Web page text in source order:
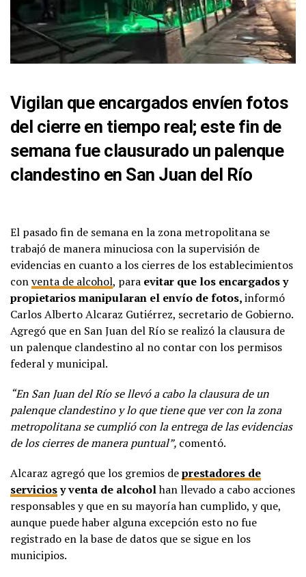
Vigilan que encargados envíen fotos
del cierre en tiempo real; este fin de
semana fue clausurado un palenque
clandestino en San Juan del Río
El pasado fin de semana en la zona metropolitana se
trabajó de manera minuciosa con la supervisión de
evidencias en cuanto a los cierres de los establecimientos
conventa de alcohol, para evitar que los encargados y
propietarios manipularan el envío de fotos,informó
Carlos Alberto Alcaraz Gutiérrez, secretario de Gobierno.
Agregó que en San Juan del Río se realizó la clausura de
un palenque clandestino al no contar con los permisos
federal y municipal.
“En San Juan del Río se llevó a cabo la clausura de un
palenque clandestino y lo que tiene que ver con la zona
metropolitana se cumplió con la entrega de las evidencias
de los cierres de manera puntual”, comentó.
Alcaraz agregó que los gremios deprestadores de
serviciosy venta de alcoholhan llevado a cabo acciones
responsables y que en su mayoría han cumplido, y que,
aunque puede haber alguna excepción esto no fue
registrado en la base de datos que se sigue en los
municipios.